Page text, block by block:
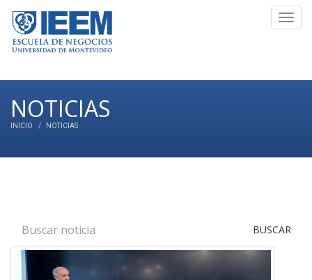
NOTICIAS
INICIO NOTICIAS
BUSCAR